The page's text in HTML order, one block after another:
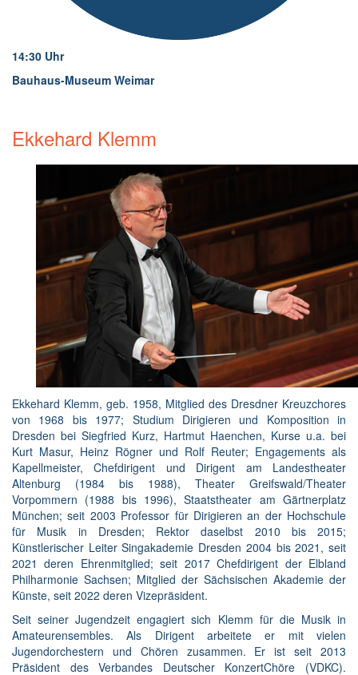
14:30 Uhr
Bauhaus-Museum Weimar
Ekkehard Klemm
Ekkehard Klemm, geb. 1958, Mitglied des Dresdner Kreuzchores
von 1968 bis 1977; Studium Dirigieren und Komposition in
Dresden bei Siegfried Kurz, Hartmut Haenchen, Kurse u.a. bei
Kurt Masur, Heinz Rögner und Rolf Reuter; Engagements als
Kapellmeister, Chefdirigent und Dirigent am Landestheater
Altenburg (1984 bis 1988), Theater Greifswald/Theater
Vorpommern (1988 bis 1996), Staatstheater am Gärtnerplatz
München; seit 2003 Professor für Dirigieren an der Hochschule
für Musik in Dresden; Rektor daselbst 2010 bis 2015;
Künstlerischer Leiter Singakademie Dresden 2004 bis 2021, seit
2021 deren Ehrenmitglied; seit 2017 Chefdirigent der Elbland
Philharmonie Sachsen; Mitglied der Sächsischen Akademie der
Künste, seit 2022 deren Vizepräsident.
Seit seiner Jugendzeit engagiert sich Klemm für die Musik in
Amateurensembles. Als Dirigent arbeitete er mit vielen
Jugendorchestern und Chören zusammen. Er ist seit 2013
Präsident des Verbandes Deutscher KonzertChöre (VDKC).